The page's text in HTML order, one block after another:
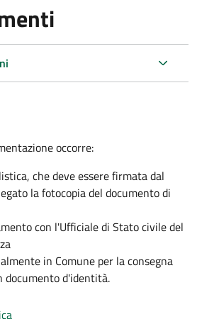
occorre:
che deve essere firmata dal
la fotocopia del documento di
con l'Ufficiale di Stato civile del
in Comune per la consegna
documento d'identità.